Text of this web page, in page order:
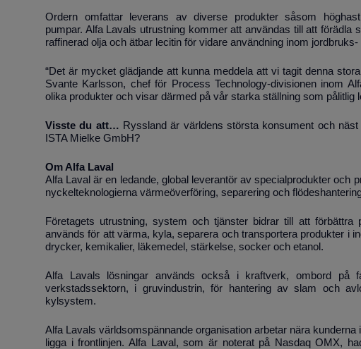
Ordern omfattar leverans av diverse produkter såsom
pumpar. Alfa Lavals utrustning kommer att användas till att förädla
raffinerad olja och ätbar lecitin för vidare användning inom
“Det är mycket glädjande att kunna meddela att vi tagit denna
Svante Karlsson, chef för Process Technology-divisionen inom
olika produkter och visar därmed på vår starka ställning som pålitlig
Visste du att… Ryssland är världens största konsument och
ISTA Mielke GmbH?
Om Alfa Laval
Alfa Laval är en ledande, global leverantör av specialprodukter och
nyckelteknologierna värmeöverföring, separering och
Företagets utrustning, system och tjänster bidrar till att förbättra
används för att värma, kyla, separera och transportera produkter i
drycker, kemikalier, läkemedel, stärkelse, socker och etanol.
Alfa Lavals lösningar används också i kraftverk, ombord på
verkstadssektorn, i gruvindustrin, för hantering av slam och
kylsystem.
Alfa Lavals världsomspännande organisation arbetar nära
ligga i frontlinjen. Alfa Laval, som är noterat på Nasdaq OMX,